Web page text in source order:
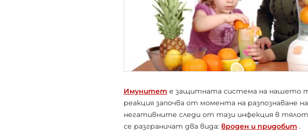
Имунитет е защитната система на нашето
реакция започва от момента на разпознаване
негативните следи от тази инфекция в
се разграничат два вида: вроден и придобит .